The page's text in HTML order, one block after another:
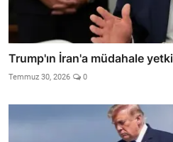
Trump'ın İran'a müdahale
Temmuz 30, 2026 0